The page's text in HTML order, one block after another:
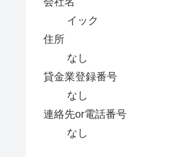
イック
住所
なし
貸金業登録番号
なし
連絡先or電話番号
なし